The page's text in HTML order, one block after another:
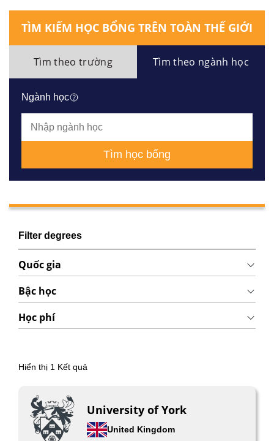
TÌM KIẾM HỌC BỔNG TRÊN TOÀN THẾ GIỚI
Tìm theo trường Tìm theo ngành học
Ngành học
Tìm học bổng
Filter degrees
Quốc gia
Bậc học
Học phí
Hiển thị 1 Kết quả
University of York
United Kingdom